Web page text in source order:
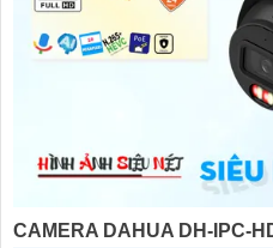
CAMERA DAHUA DH-IPC-